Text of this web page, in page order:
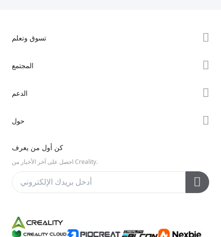
تسوق وتعلم
المجتمع
Discord
مفتوح المصدر
الدعم
مركز المساعدة
مركز الفيديو
خدمة ما بعد البيع
حول
اتصل بنا
كن أول من يعرف
احصل على آخر الأخبار من Creality.